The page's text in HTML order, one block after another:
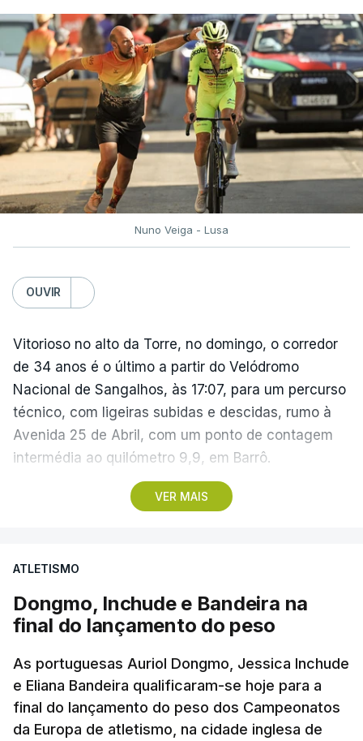
Nuno Veiga - Lusa
OUVIR
VER MAIS
Vitorioso no alto da Torre, no domingo, o corredor
de 34 anos é o último a partir do Velódromo
Nacional de Sangalhos, às 17:07, para um percurso
técnico, com ligeiras subidas e descidas, rumo à
Avenida 25 de Abril, com um ponto de contagem
intermédia ao quilómetro 9,9, em Barrô.
Vencedor das edições de 2024 e de 2025 e mais
para tentar encurtar a diferença para o colega de
equipa, embora seja improvável anular 01.26
minutos numa distância tão curta.
O brasileiro Felipe Marques (Localiza Meoo-Swift
Pro Cycling) é o 113.º classificado da Volta e o
primeiro a realizar o contrarrelógio, saindo para a
estrada às 15:05.
ATLETISMO
Dongmo, Inchude e Bandeira na
final do lançamento do peso
As portuguesas Auriol Dongmo, Jessica Inchude
e Eliana Bandeira qualificaram-se hoje para a
final do lançamento do peso dos Campeonatos
da Europa de atletismo, na cidade inglesa de